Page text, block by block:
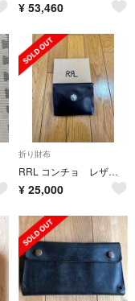
¥ 53,460
折り財布
RRL コンチョ レザー ウォレット 財布 ダブルアールエル
¥ 25,000